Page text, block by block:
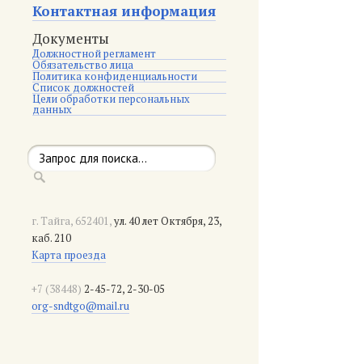
Контактная информация
Документы
Должностной регламент
Обязательство лица
Политика конфиденциальности
Список должностей
Цели обработки персональных
данных
г. Тайга, 652401,ул. 40 лет Октября, 23,
каб. 210
Карта проезда
+7 (38448) 2-45-72, 2-30-05
org-sndtgo@mail.ru